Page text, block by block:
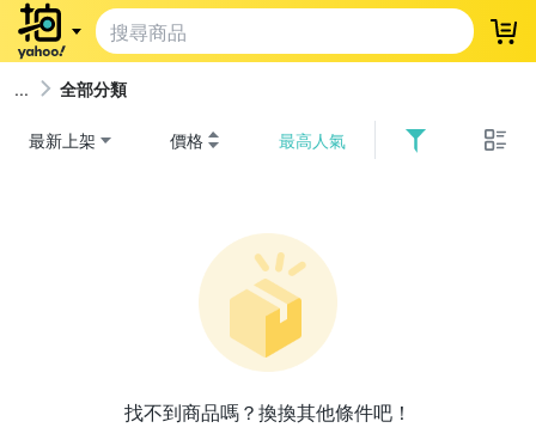
登
全部分類
最新上架 價格 最高人氣
找不到商品嗎？換換其他條件吧！